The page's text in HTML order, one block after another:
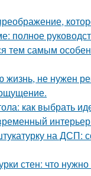
полное
тем самым
жизнь, не нужен
как выбрать
на ДСП:
стен: что нужно